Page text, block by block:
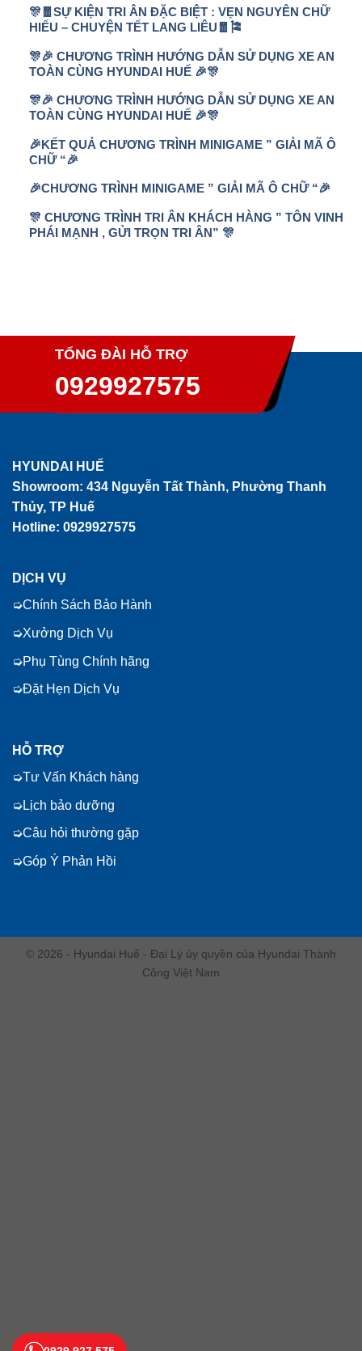
🎊🧧SỰ KIỆN TRI ÂN ĐẶC BIỆT : VẸN NGUYÊN CHỮ
HIẾU – CHUYỆN TẾT LANG LIÊU🧧🎏
🎊🎉 CHƯƠNG TRÌNH HƯỚNG DẪN SỬ DỤNG XE AN
TOÀN CÙNG HYUNDAI HUẾ 🎉🎊
🎊🎉 CHƯƠNG TRÌNH HƯỚNG DẪN SỬ DỤNG XE AN
TOÀN CÙNG HYUNDAI HUẾ 🎉🎊
🎉KẾT QUẢ CHƯƠNG TRÌNH MINIGAME ” GIẢI MÃ Ô
CHỮ “🎉
🎉CHƯƠNG TRÌNH MINIGAME ” GIẢI MÃ Ô CHỮ “🎉
🎊 CHƯƠNG TRÌNH TRI ÂN KHÁCH HÀNG ” TÔN VINH
PHÁI MẠNH , GỬI TRỌN TRI ÂN” 🎊
TỔNG ĐÀI HỖ TRỢ
0929927575
HYUNDAI HUẾ
Showroom: 434 Nguyễn Tất Thành, Phường Thanh
Thủy, TP Huế
Hotline: 0929927575
DỊCH VỤ
Chính Sách Bảo Hành
Xưởng Dịch Vụ
Phụ Tùng Chính hãng
Đặt Hẹn Dịch Vụ
HỖ TRỢ
Tư Vấn Khách hàng
Lịch bảo dưỡng
Câu hỏi thường gặp
Góp Ý Phản Hồi
© 2026 - Hyundai Huế - Đại Lý ủy quyền của Hyundai Thành
Công Việt Nam